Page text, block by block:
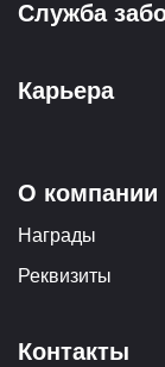
Служба
Карьера
О компании
Награды
Реквизиты
Контакты